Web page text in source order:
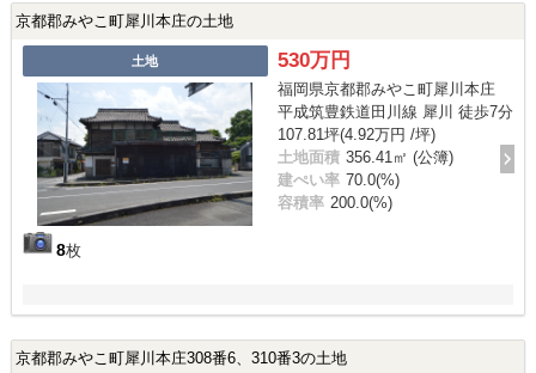
京都郡みやこ町犀川本庄の土地
土地
8枚
530万円
福岡県京都郡みやこ町犀川本庄
平成筑豊鉄道田川線 犀川 徒歩7分
107.81坪(4.92万円 /坪)
土地面積 356.41㎡ (公簿)
建ぺい率 70.0(%)
容積率 200.0(%)
京都郡みやこ町犀川本庄308番6、310番3の土地